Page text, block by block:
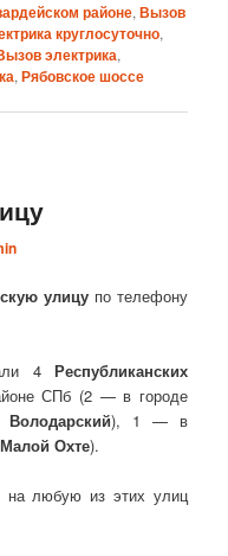
районе,Вызов
круглосуточно,
электрика,
,Рябовское шоссе
улицупо телефону
4 Республиканских
СПб (2 — в городе
Володарский), 1 — в
Малой Охте).
на любую из этих улиц